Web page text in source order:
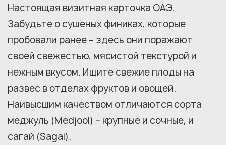
Настоящая визитная карточка ОАЭ.
Забудьте о сушеных финиках, которые
пробовали ранее – здесь они поражают
своей свежестью, мясистой текстурой и
нежным вкусом. Ищите свежие плоды на
развес в отделах фруктов и овощей.
Наивысшим качеством отличаются сорта
меджуль (Medjool) – крупные и сочные, и
сагай (Sagai).